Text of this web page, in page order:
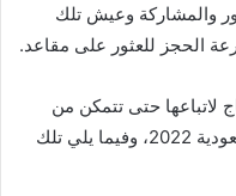
والمشاركة وعيش تلك
الحجز للعثور على مقاعد.
لاتباعها حتى تتمكن من
حجز تذاكر عرض WWE القادم في السعودية 2022، وفيما يلي تلك